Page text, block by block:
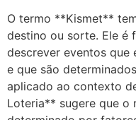
O termo **Kismet**
destino ou sorte. Ele é
descrever eventos que
e que são
aplicado ao contexto
Loteria** sugere que o